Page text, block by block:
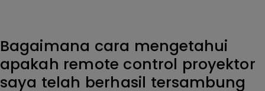
Bagaimana cara mengetahui
apakah remote control proyektor
saya telah berhasil tersambung